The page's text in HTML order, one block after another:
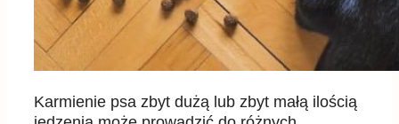
Karmienie psa zbyt dużą lub zbyt małą ilością